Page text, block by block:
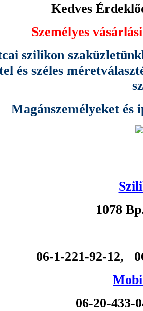
Kedves
Személyes
szilikon
és széles
Magánszemélyeket és
1078
06-1-221-92-12,
06-20-